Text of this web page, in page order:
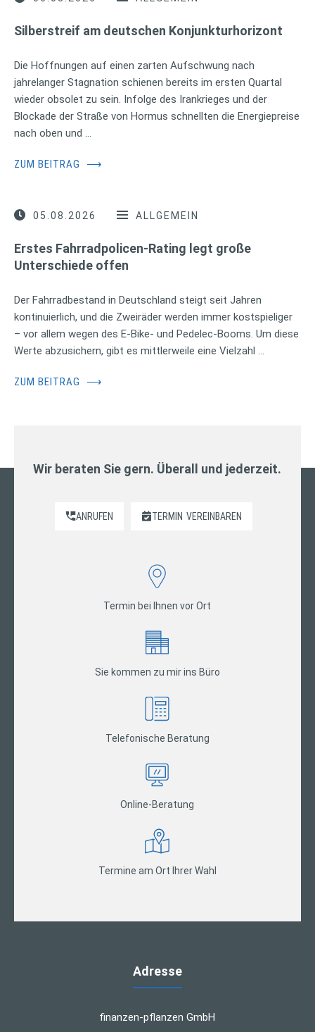
Silberstreif am deutschen Konjunkturhorizont
Die Hoffnungen auf einen zarten Aufschwung nach
jahrelanger Stagnation schienen bereits im ersten Quartal
wieder obsolet zu sein. Infolge des Irankrieges und der
Blockade der Straße von Hormus schnellten die Energiepreise
nach oben und …
ZUM BEITRAG ⟶
05.08.2026 ALLGEMEIN
Erstes Fahrradpolicen-Rating legt große
Unterschiede offen
Der Fahrradbestand in Deutschland steigt seit Jahren
kontinuierlich, und die Zweiräder werden immer kostspieliger
– vor allem wegen des E-Bike- und Pedelec-Booms. Um diese
Werte abzusichern, gibt es mittlerweile eine Vielzahl …
ZUM BEITRAG ⟶
Wir beraten Sie gern. Überall und jederzeit.
ANRUFEN TERMIN VEREINBAREN
Termin bei Ihnen vor Ort
Sie kommen zu mir ins Büro
Telefonische Beratung
Online-Beratung
Termine am Ort Ihrer Wahl
Adresse
finanzen-pflanzen GmbH